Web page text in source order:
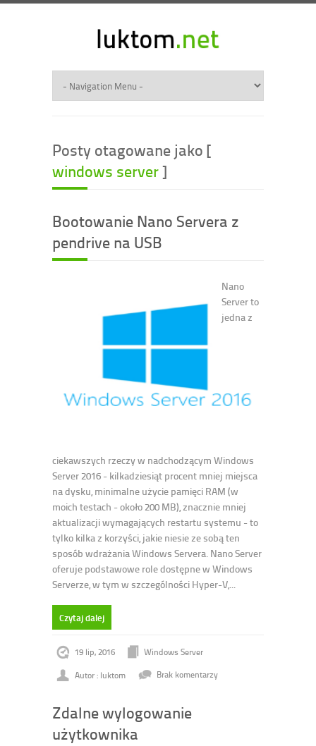
Posty otagowane jako [
windows server]
Bootowanie Nano Servera z
pendrive na USB
Nano
Server to
jedna z
ciekawszych rzeczy w nadchodzącym Windows
Server 2016 - kilkadziesiąt procent mniej miejsca
na dysku, minimalne użycie pamięci RAM (w
moich testach - około 200 MB), znacznie mniej
aktualizacji wymagających restartu systemu - to
tylko kilka z korzyści, jakie niesie ze sobą ten
sposób wdrażania Windows Servera. Nano Server
oferuje podstawowe role dostępne w Windows
Serverze, w tym w szczególności Hyper-V,...
Czytaj dalej
19 lip, 2016
Windows Server
Autor : luktom
Brak komentarzy
Zdalne wylogowanie
użytkownika